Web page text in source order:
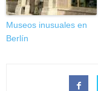
Museos inusuales en
Berlín